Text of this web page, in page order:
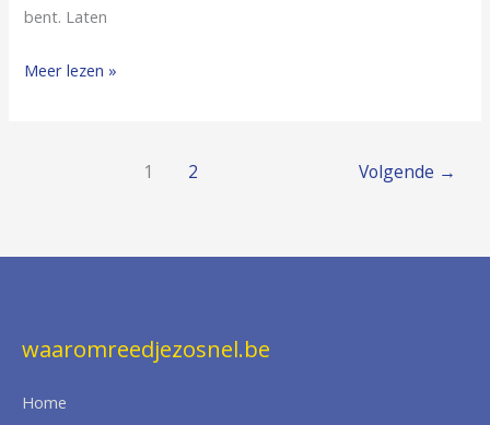
bent. Laten
Meer lezen »
1 2 Volgende →
waaromreedjezosnel.be
Home